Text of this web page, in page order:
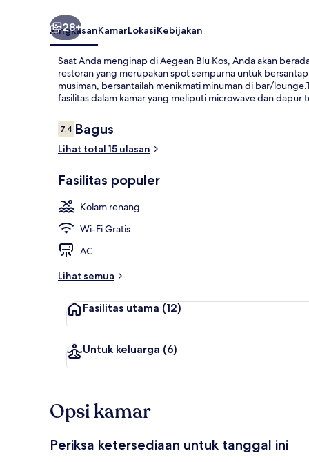
28+
RingkasanKamarLokasiKebijakan
Saat Anda menginap di Aegean Blu Kos, Anda akan
restoran yang merupakan spot sempurna untuk
musiman, bersantailah menikmati minuman di bar/
fasilitas dalam kamar yang meliputi microwave dan dapur
Ulasan
7,47,4 dari 10
Bagus
Lihat total 15 ulasan
Fasilitas populer
Kolam renang
Wi-Fi Gratis
AC
Lihat semua
Fasilitas utama (12)
Untuk keluarga (6)
Opsi kamar
Periksa ketersediaan untuk tanggal ini